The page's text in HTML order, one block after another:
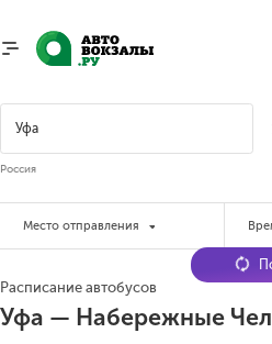
Россия
Место отправления
Расписание автобусов
Уфа — Набережные